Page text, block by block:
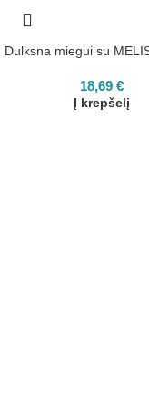
Dulksna miegui su
18,69 €
Į krepšelį